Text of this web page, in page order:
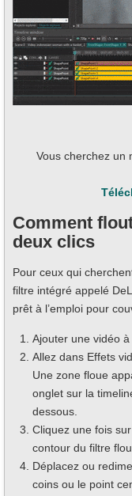
Vous cherchez un
Comment
deux clics
Pour ceux qui
filtre intégré appelé
prêt à l’emploi pour
Ajouter une vidéo à
Allez dans Effets
Une zone floue
onglet sur la
dessous.
Cliquez une fois
contour du filtre
Déplacez ou
coins ou le point